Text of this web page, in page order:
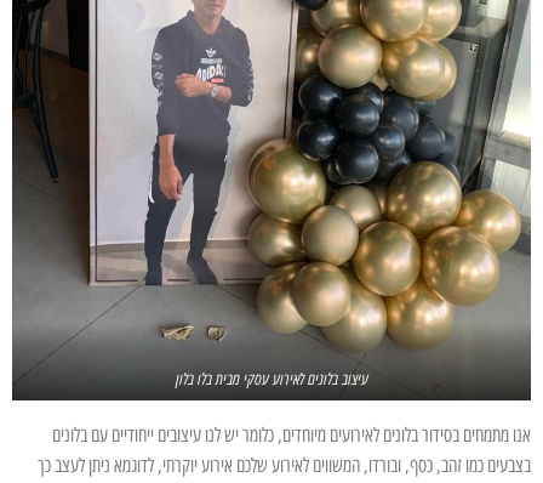
עיצוב בלונים לאירוע עסקי מבית בלו בלון
אנו מתמחים בסידור בלונים לאירועים מיוחדים, כלומר יש לנו עיצובים ייחודיים עם בלונים
בצבעים כמו זהב, כסף, ובורדו, המשווים לאירוע שלכם אירוע יוקרתי, לדוגמא ניתן לעצב כך